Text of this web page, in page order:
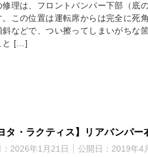
修理は、フロントバンパー下部（底
。この位置は運転席からは完全に死
斜などで、つい擦ってしまいがちな
と […]
タ・ラクティス】リアバンパー
2026年1月21日 公開日： 2019年4